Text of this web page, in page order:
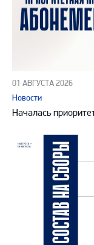
01 АВГУСТА 2026
Новости
Началась